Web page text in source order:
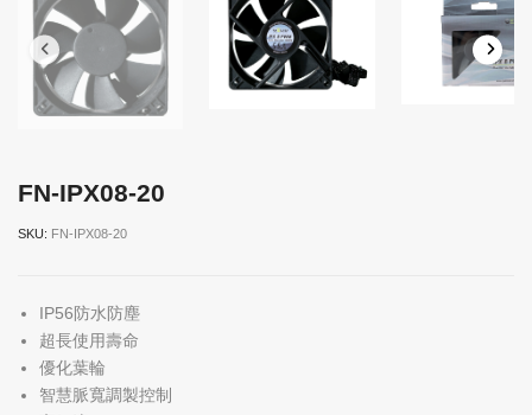
FN-IPX08-20
SKU: FN-IPX08-20
IP56防水防塵
超長使用壽命
優化葉輪
智慧脈寬調製控制